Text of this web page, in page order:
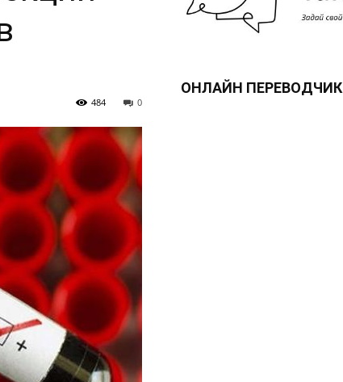
0
484
ОНЛАЙН ПЕРЕВОДЧИК